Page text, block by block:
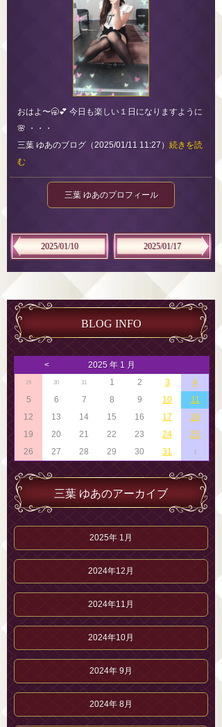
おはよ〜🥱💕 今日も楽しい１日になりますように
🌸 ・・・
三葉 ゆあのブログ（2025/01/11 11:27） 続きを読
む
三葉 ゆあのプロフィール
2025/01/10 2025/01/17
BLOG INFO
< 2025 年 1 月
29 30 31 1 2 3
4
5
6 7 8 9 10
11
12
13 14 15 16 17
18
19
20 21 22 23 24
25
26
27 28 29 30 31 1
三葉 ゆあのアーカイブ
2025年 1月
2024年12月
2024年11月
2024年10月
2024年 9月
2024年 8月